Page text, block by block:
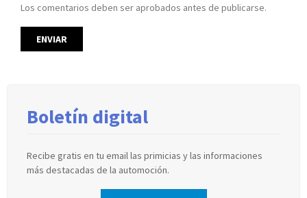
Los comentarios deben ser aprobados antes de publicarse.
Boletín digital
Recibe gratis en tu email las primicias y las informaciones
más destacadas de la automoción.